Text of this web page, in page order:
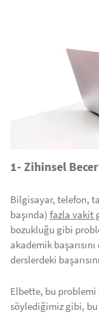
1- Zihinsel
Bilgisayar, telefon,
başında) fazla vakit
bozukluğu gibi
akademik
derslerdeki
Elbette, bu problemi
söylediğimiz gibi, bu